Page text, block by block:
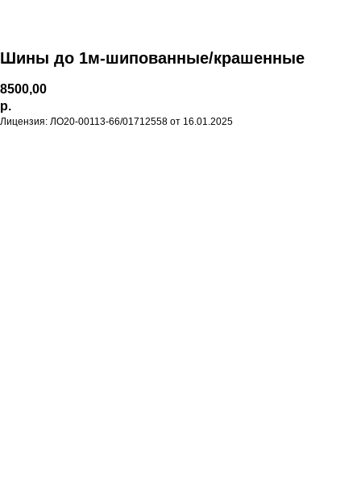
Шины до 1м-шипованные/крашенные
8500,00
р.
Лицензия: ЛО20-00113-66/01712558 от 16.01.2025